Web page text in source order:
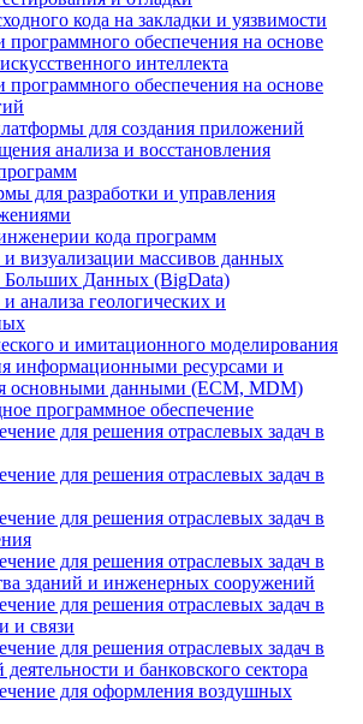
кода на закладки и уязвимости
программного обеспечения на основе
интеллекта
программного обеспечения на основе
для создания приложений
анализа и восстановления
для разработки и управления
кода программ
и визуализации массивов данных
Больших Данных (BigData)
анализа геологических и
и имитационного моделирования
информационными ресурсами и
основными данными (ECM, MDM)
программное обеспечение
для решения отраслевых задач в
для решения отраслевых задач в
для решения отраслевых задач в
для решения отраслевых задач в
зданий и инженерных сооружений
для решения отраслевых задач в
и связи
для решения отраслевых задач в
и банковского сектора
для оформления воздушных